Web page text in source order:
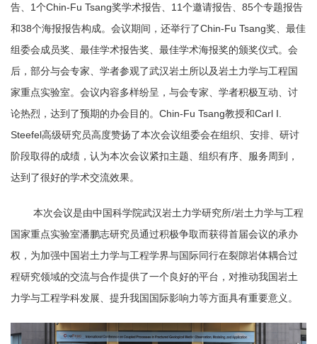
告、 1个Chin-Fu Tsang奖学术报告、 11个邀请报告、 85个专题报告
和38个海报报告构成。会议期间，还举行了Chin-Fu Tsang奖、最佳
组委会成员奖、最佳学术报告奖、最佳学术海报奖的颁奖仪式。会
后，部分与会专家、学者参观了武汉岩土所以及岩土力学与工程国
家重点实验室。会议内容多样纷呈，与会专家、学者积极互动、讨
论热烈，达到了预期的办会目的。 Chin-Fu Tsang教授和Carl I.
Steefel高级研究员高度赞扬了本次会议组委会在组织、安排、研讨
阶段取得的成绩，认为本次会议紧扣主题、组织有序、服务周到，
达到了很好的学术交流效果。
本次会议是由中国科学院武汉岩土力学研究所/岩土力学与工程
国家重点实验室潘鹏志研究员通过积极争取而获得首届会议的承办
权，为加强中国岩土力学与工程学界与国际同行在裂隙岩体耦合过
程研究领域的交流与合作提供了一个良好的平台，对推动我国岩土
力学与工程学科发展、提升我国国际影响力等方面具有重要意义。